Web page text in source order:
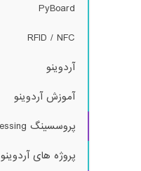
PyBoard
RFID / NFC
آردوینو
آموزش آردوینو
پروسسینگ Processing
پروژه های آردوینو